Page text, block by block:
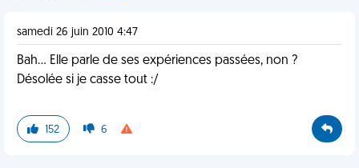
samedi 26 juin 2010 4:47
Bah... Elle parle de ses expériences passées, non ?
Désolée si je casse tout :/
152 6